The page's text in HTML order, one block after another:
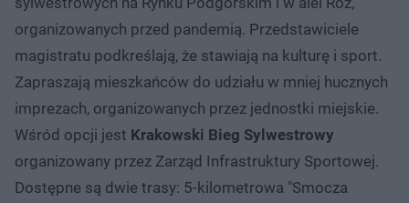
organizowanych przed pandemią. Przedstawiciele
magistratu podkreślają, że stawiają na kulturę i sport.
Zapraszają mieszkańców do udziału w mniej hucznych
imprezach, organizowanych przez jednostki miejskie.
Wśród opcji jest Krakowski Bieg Sylwestrowy
organizowany przez Zarząd Infrastruktury Sportowej.
Dostępne są dwie trasy: 5-kilometrowa "Smocza